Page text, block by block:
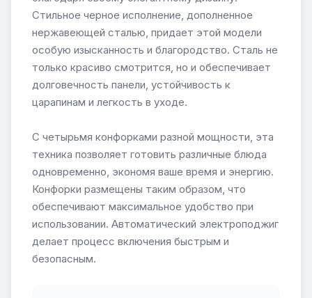
Стильное черное исполнение, дополненное
нержавеющей сталью, придает этой модели
особую изысканность и благородство. Сталь не
только красиво смотрится, но и обеспечивает
долговечность панели, устойчивость к
царапинам и легкость в уходе.
С четырьмя конфорками разной мощности, эта
техника позволяет готовить различные блюда
одновременно, экономя ваше время и энергию.
Конфорки размещены таким образом, что
обеспечивают максимальное удобство при
использовании. Автоматический электроподжиг
делает процесс включения быстрым и
безопасным.